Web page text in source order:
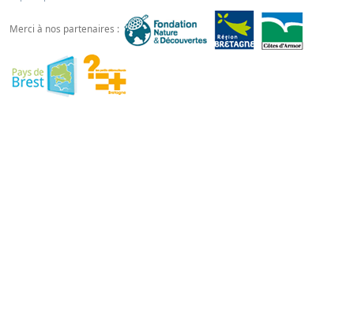
Merci à nos partenaires :